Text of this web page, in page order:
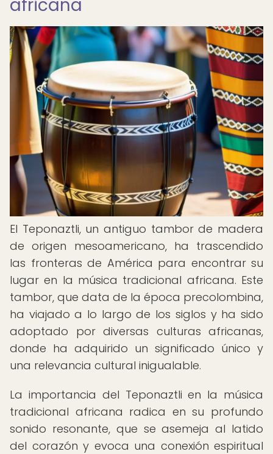
africana
El Teponaztli, un antiguo tambor de madera
de origen mesoamericano, ha trascendido
las fronteras de América para encontrar su
lugar en la música tradicional africana. Este
tambor, que data de la época precolombina,
ha viajado a lo largo de los siglos y ha sido
adoptado por diversas culturas africanas,
donde ha adquirido un significado único y
una relevancia cultural inigualable.
La importancia del Teponaztli en la música
tradicional africana radica en su profundo
sonido resonante, que se asemeja al latido
del corazón y evoca una conexión espiritual